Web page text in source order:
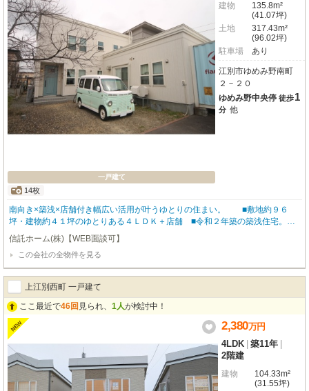
一戸建て
14枚
建物
135.8m²
(41.07坪)
土地
317.43m²
(96.02坪)
駐車場
あり
江別市ゆめみ野南町
２－２０
ゆめみ野中央停 徒歩1
分 他
南向き×築浅×店舗付き幅広い活用が叶うゆとりの住まい。 ■敷地約９６
坪・建物約４１坪のゆとりある４ＬＤＫ＋店舗 ■令和２年築の築浅住宅。水
回り・構造ともに快適仕様 ■南側８ｍ公道に面し、陽当たり良好＆視認性も
高い好立地 ■店舗スペースはパン工房として使用中。事務所・教室・サロン
等にも最適 ■複数台駐車可能。来客が多い業種にも対応 ■ＪＲ『江別』駅徒
歩２０分（バス利用でアクセス良好）
信託ホーム(株)【WEB面談可】
この会社の全物件を見る
上江別西町 一戸建て
ここ最近で46回 見られ、 1人が検討中！
NEW 2,380万円
4LDK 築11年
2階建
建物
104.33m²
(31.55坪)